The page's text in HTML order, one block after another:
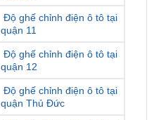
Độ ghế chỉnh điện ô tô tại
quận 12
Độ ghế chỉnh điện ô tô tại
quận Thủ Đức
Độ ghế chỉnh điện ô tô tại
quận Bình Tân